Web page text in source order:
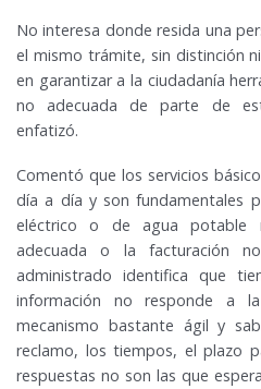
No interesa donde resida una
el mismo trámite, sin distinción
en garantizar a la ciudadanía
no adecuada de parte de
enfatizó.
Comentó que los servicios
día a día y son fundamentales
eléctrico o de agua potable
adecuada o la facturación
administrado identifica que
información no responde a
mecanismo bastante ágil y
reclamo, los tiempos, el plazo
respuestas no son las que